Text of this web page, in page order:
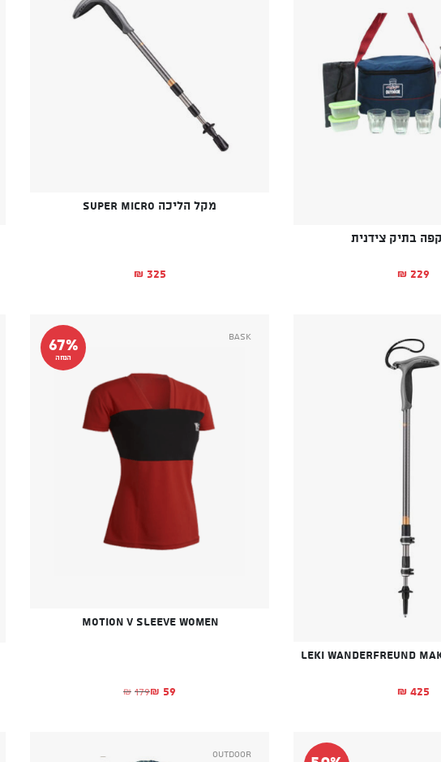
בתיק צידנית
₪ 229
מקל הליכה SUPER MICRO
₪ 325
₪ 425
67%
הנחה
Bask
Motion V Sleeve Women
₪ 179
המחיר המקורי היה: ₪179.₪ 59 המחיר הנוכחי הוא: ₪59.
Outdoor